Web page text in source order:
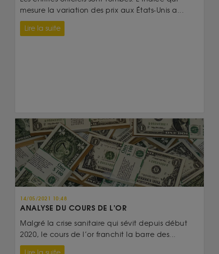
mesure la variation des prix aux États-Unis a...
Lire la suite
14/05/2021 10:48
ANALYSE DU COURS DE L’OR
Malgré la crise sanitaire qui sévit depuis début
2020, le cours de l’or franchit la barre des...